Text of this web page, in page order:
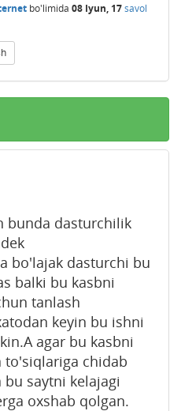
bo'limida 08 Iyun, 17savol
bunda dasturchilik
bo'lajak dasturchi bu
balki bu kasbni
tanlash
keyin bu ishni
agar bu kasbni
chidab
saytni kelajagi
oxshab qolgan.